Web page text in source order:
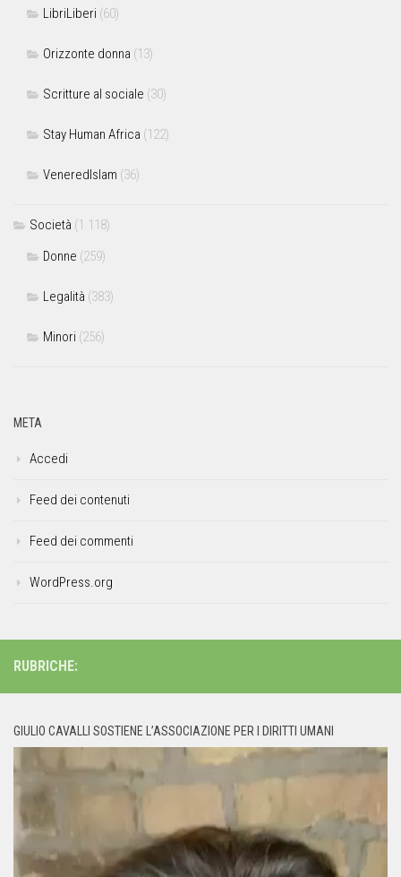
LibriLiberi (60)
Orizzonte donna (13)
Scritture al sociale (30)
Stay Human Africa (122)
VeneredIslam (36)
Società (1.118)
Donne (259)
Legalità (383)
Minori (256)
META
Accedi
Feed dei contenuti
Feed dei commenti
WordPress.org
RUBRICHE:
GIULIO CAVALLI SOSTIENE L’ASSOCIAZIONE PER I DIRITTI UMANI
Player